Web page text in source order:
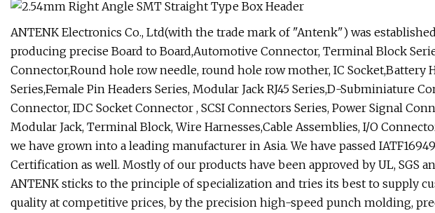
ANTENK Electronics Co., Ltd(with the trade mark of "Antenk") was
producing precise Board to Board,Automotive Connector, Terminal Block
Connector,Round hole row needle, round hole row mother, IC Socket,Battery
Series,Female Pin Headers Series, Modular Jack RJ45 Series,D-Subminiature
Connector, IDC Socket Connector , SCSI Connectors Series, Power Signal
Modular Jack, Terminal Block, Wire Harnesses,Cable Assemblies, I/O
we have grown into a leading manufacturer in Asia. We have passed
Certification as well. Mostly of our products have been approved by UL, SGS
ANTENK sticks to the principle of specialization and tries its best to supply
quality at competitive prices, by the precision high-speed punch molding,